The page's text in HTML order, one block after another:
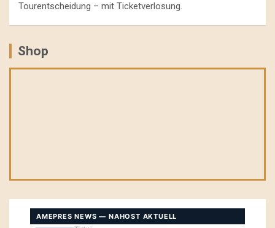
Tourentscheidung – mit Ticketverlosung.
Shop